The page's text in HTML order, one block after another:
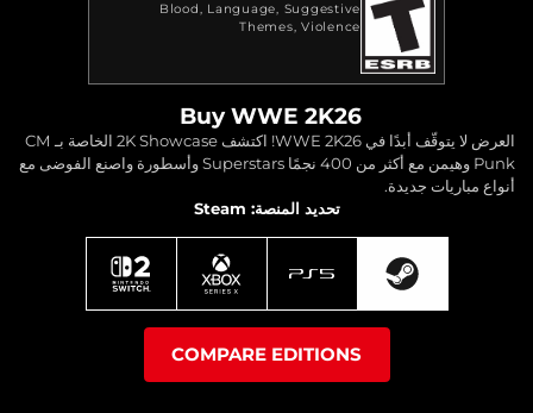
Blood Language Suggestive
Themes Violence
Buy WWE 2K26
العرض لا يتوقّف أبدًا في WWE 2K26! اكتشف 2K Showcase الخاصة بـ CM
Punk وهيمن مع أكثر من 400 نجمًا Superstars وأسطورة واصنع الفوضى مع
أنواع مباريات جديدة.
تحديد المنصة: Steam
COMPARE EDITIONS